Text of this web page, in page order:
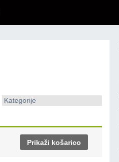
Kategorije
Prikaži košarico